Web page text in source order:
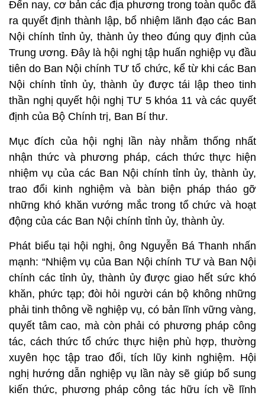
Đến nay, cơ bản các địa phương trong toàn quốc đã
ra quyết định thành lập, bổ nhiệm lãnh đạo các Ban
Nội chính tỉnh ủy, thành ủy theo đúng quy định của
Trung ương. Đây là hội nghị tập huấn nghiệp vụ đầu
tiên do Ban Nội chính TƯ tổ chức, kể từ khi các Ban
Nội chính tỉnh ủy, thành ủy được tái lập theo tinh
thần nghị quyết hội nghị TƯ 5 khóa 11 và các quyết
định của Bộ Chính trị, Ban Bí thư.
Mục đích của hội nghị lần này nhằm thống nhất
nhận thức và phương pháp, cách thức thực hiện
nhiệm vụ của các Ban Nội chính tỉnh ủy, thành ủy,
trao đổi kinh nghiệm và bàn biện pháp tháo gỡ
những khó khăn vướng mắc trong tổ chức và hoạt
động của các Ban Nội chính tỉnh ủy, thành ủy.
Phát biểu tại hội nghị, ông Nguyễn Bá Thanh nhấn
mạnh: “Nhiệm vụ của Ban Nội chính TƯ và Ban Nội
chính các tỉnh ủy, thành ủy được giao hết sức khó
khăn, phức tạp; đòi hỏi người cán bộ không những
phải tinh thông về nghiệp vụ, có bản lĩnh vững vàng,
quyết tâm cao, mà còn phải có phương pháp công
tác, cách thức tổ chức thực hiện phù hợp, thường
xuyên học tập trao đổi, tích lũy kinh nghiệm. Hội
nghị hướng dẫn nghiệp vụ lần này sẽ giúp bổ sung
kiến thức, phương pháp công tác hữu ích về lĩnh